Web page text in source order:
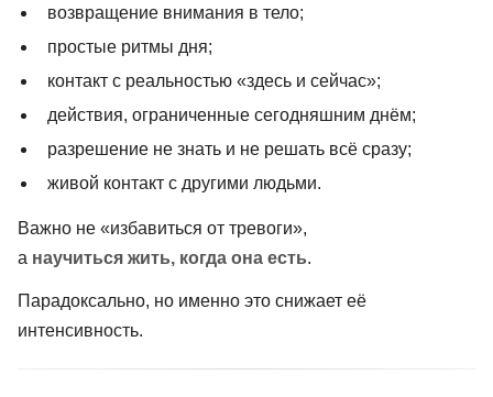
возвращение внимания в тело;
простые ритмы дня;
контакт с реальностью «здесь и сейчас»;
действия, ограниченные сегодняшним днём;
разрешение не знать и не решать всё сразу;
живой контакт с другими людьми.
Важно не «избавиться от тревоги»,
а научиться жить, когда она есть.
Парадоксально, но именно это снижает её
интенсивность.